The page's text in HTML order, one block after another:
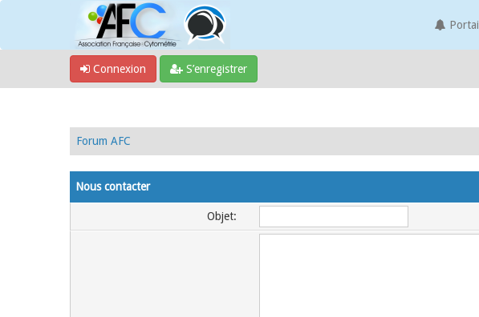
Portail
Connexion S’enregistrer
Forum AFC
Nous contacter
Objet: